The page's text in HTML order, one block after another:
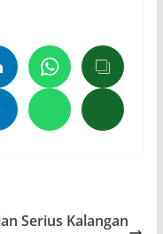
Serius Kalangan